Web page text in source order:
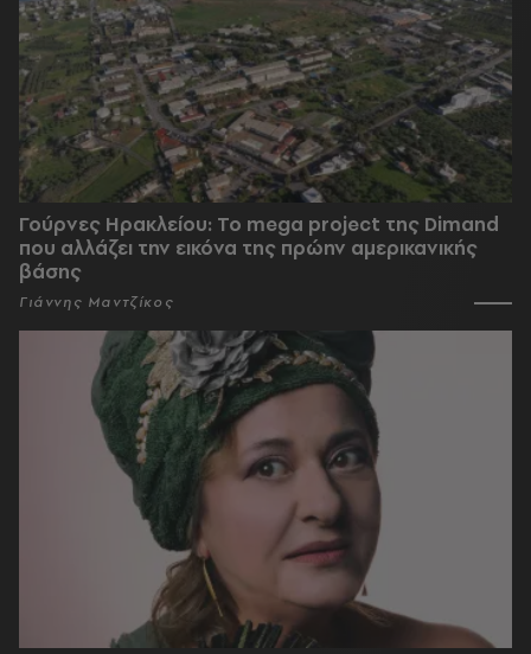
Γούρνες Ηρακλείου: To mega project της Dimand
που αλλάζει την εικόνα της πρώην αμερικανικής
βάσης
Γιάννης Μαντζίκος